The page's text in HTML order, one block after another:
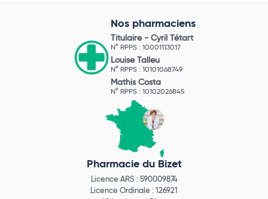
Nos pharmaciens
Titulaire - Cyril Tétart
N° RPPS : 10001113017
Louise Talleu
N° RPPS : 10101068749
Mathis Costa
N° RPPS : 10102026845
Pharmacie du Bizet
Licence ARS : 590009874
Licence Ordinale : 126921